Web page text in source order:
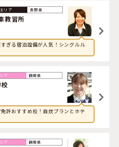
長野県
教習所
ぎる宿泊設備が人気！シングルル
静岡県
許おすすめ校！自炊プランとホテ
静岡県